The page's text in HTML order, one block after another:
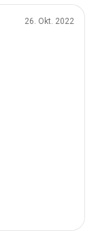
26. Okt. 2022